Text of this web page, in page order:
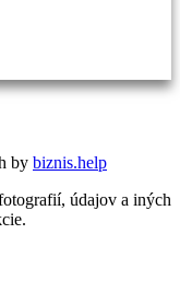
by biznis.help
údajov a iných